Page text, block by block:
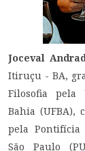
Joceval
Itiruçu - BA,
Filosofia pela
Bahia (UFBA),
pela Pontifícia
São Paulo